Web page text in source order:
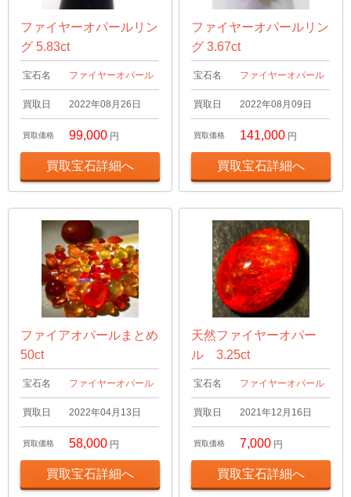
ファイヤーオパールリン
グ 5.83ct
宝石名 ファイヤーオパール
買取日 2022年08月26日
買取価格 99,000 円
買取宝石詳細へ
ファイヤーオパールリン
グ 3.67ct
宝石名 ファイヤーオパール
買取日 2022年08月09日
買取価格 141,000 円
買取宝石詳細へ
ファイアオパールまとめ
50ct
宝石名 ファイヤーオパール
買取日 2022年04月13日
買取価格 58,000 円
買取宝石詳細へ
天然ファイヤーオパー
ル 3.25ct
宝石名 ファイヤーオパール
買取日 2021年12月16日
買取価格 7,000 円
買取宝石詳細へ